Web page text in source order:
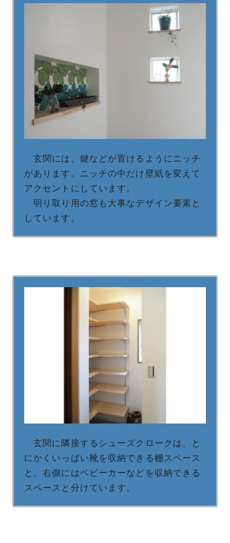
玄関には、鍵などが置けるようにニッチ
があります。ニッチの中だけ壁紙を変えて
アクセントにしています。
明り取り用の窓も大事なデザイン要素と
しています。
玄関に隣接するシューズクロークは、と
にかくいっぱい靴を収納できる棚スペース
と、右側にはベビーカーなどを収納できる
スペースと分けています。